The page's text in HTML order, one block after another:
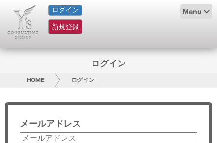
ログイン
新規登録
Menu
HOME
サービス紹介
グループ概要
採用情報
お問い合わせ
ログイン
HOME ログイン
メールアドレス